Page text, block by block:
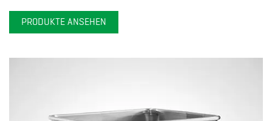
PRODUKTE ANSEHEN